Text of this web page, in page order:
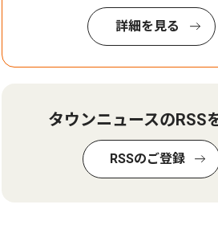
詳細を見る
タウンニュースのRSS
RSSのご登録